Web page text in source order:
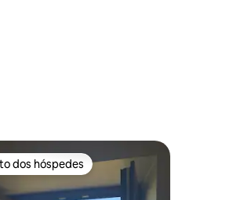
dos hóspedes mais apreciados
dos hóspedes